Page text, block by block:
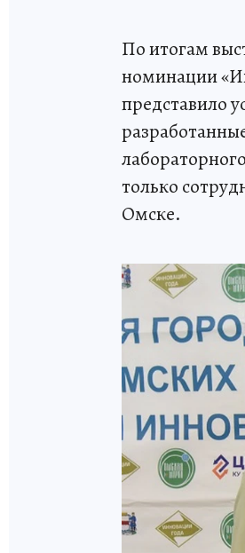
По итогам
номинации
представило
только
Омске.